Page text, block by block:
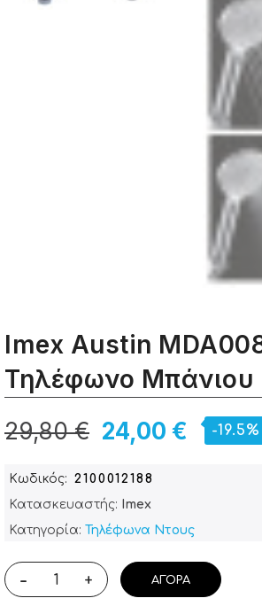
Imex Austin
Τηλέφωνο Μπάνιου
24,00 €
29,80 € -19.5%
Κωδικός
2100012188
Κατασκευαστής:
Imex
Κατηγορία: Τηλέφωνα Ντους
- + ΑΓΟΡΆ